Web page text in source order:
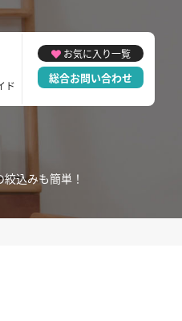
ド
お気に入り一覧
総合お問い合わせ
込みも簡単！